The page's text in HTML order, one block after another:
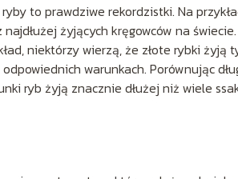
to prawdziwe rekordzistki. Na
żyjących kręgowców na
niektórzy wierzą, że złote rybki
warunkach. Porównując
ryb żyją znacznie dłużej niż wiele